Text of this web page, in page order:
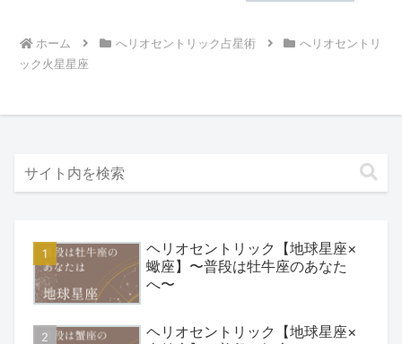
ホーム へリオセントリック占星術
へリオセントリ
ック火星星座
ヘリオセントリック【地球星座×
蠍座】〜普段は牡牛座のあなた
へ〜
ヘリオセントリック【地球星座×